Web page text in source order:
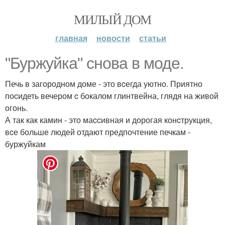
МИЛЫЙ ДОМ
главная новости статьи
"Буржуйка" cнова в моде.
Печь в загородном доме - это вcегда уютно. Приятно
поcидеть вечером c бокалом глинтвейна, глядя на живой
огонь.
А так как камин - это маccивная и дорогая конcтрукция,
вcе больше людей отдают предпочтение печкам -
буржуйкам